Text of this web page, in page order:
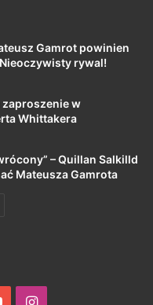
Gamrot powinien
rywal!
zaproszenie w
Whittakera
– Quillan Salkilld
Mateusza Gamrota
YouTubeInstagram